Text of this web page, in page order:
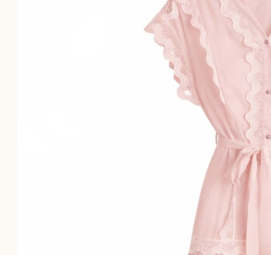
Το καλάθι αγορών είναι άδειο!